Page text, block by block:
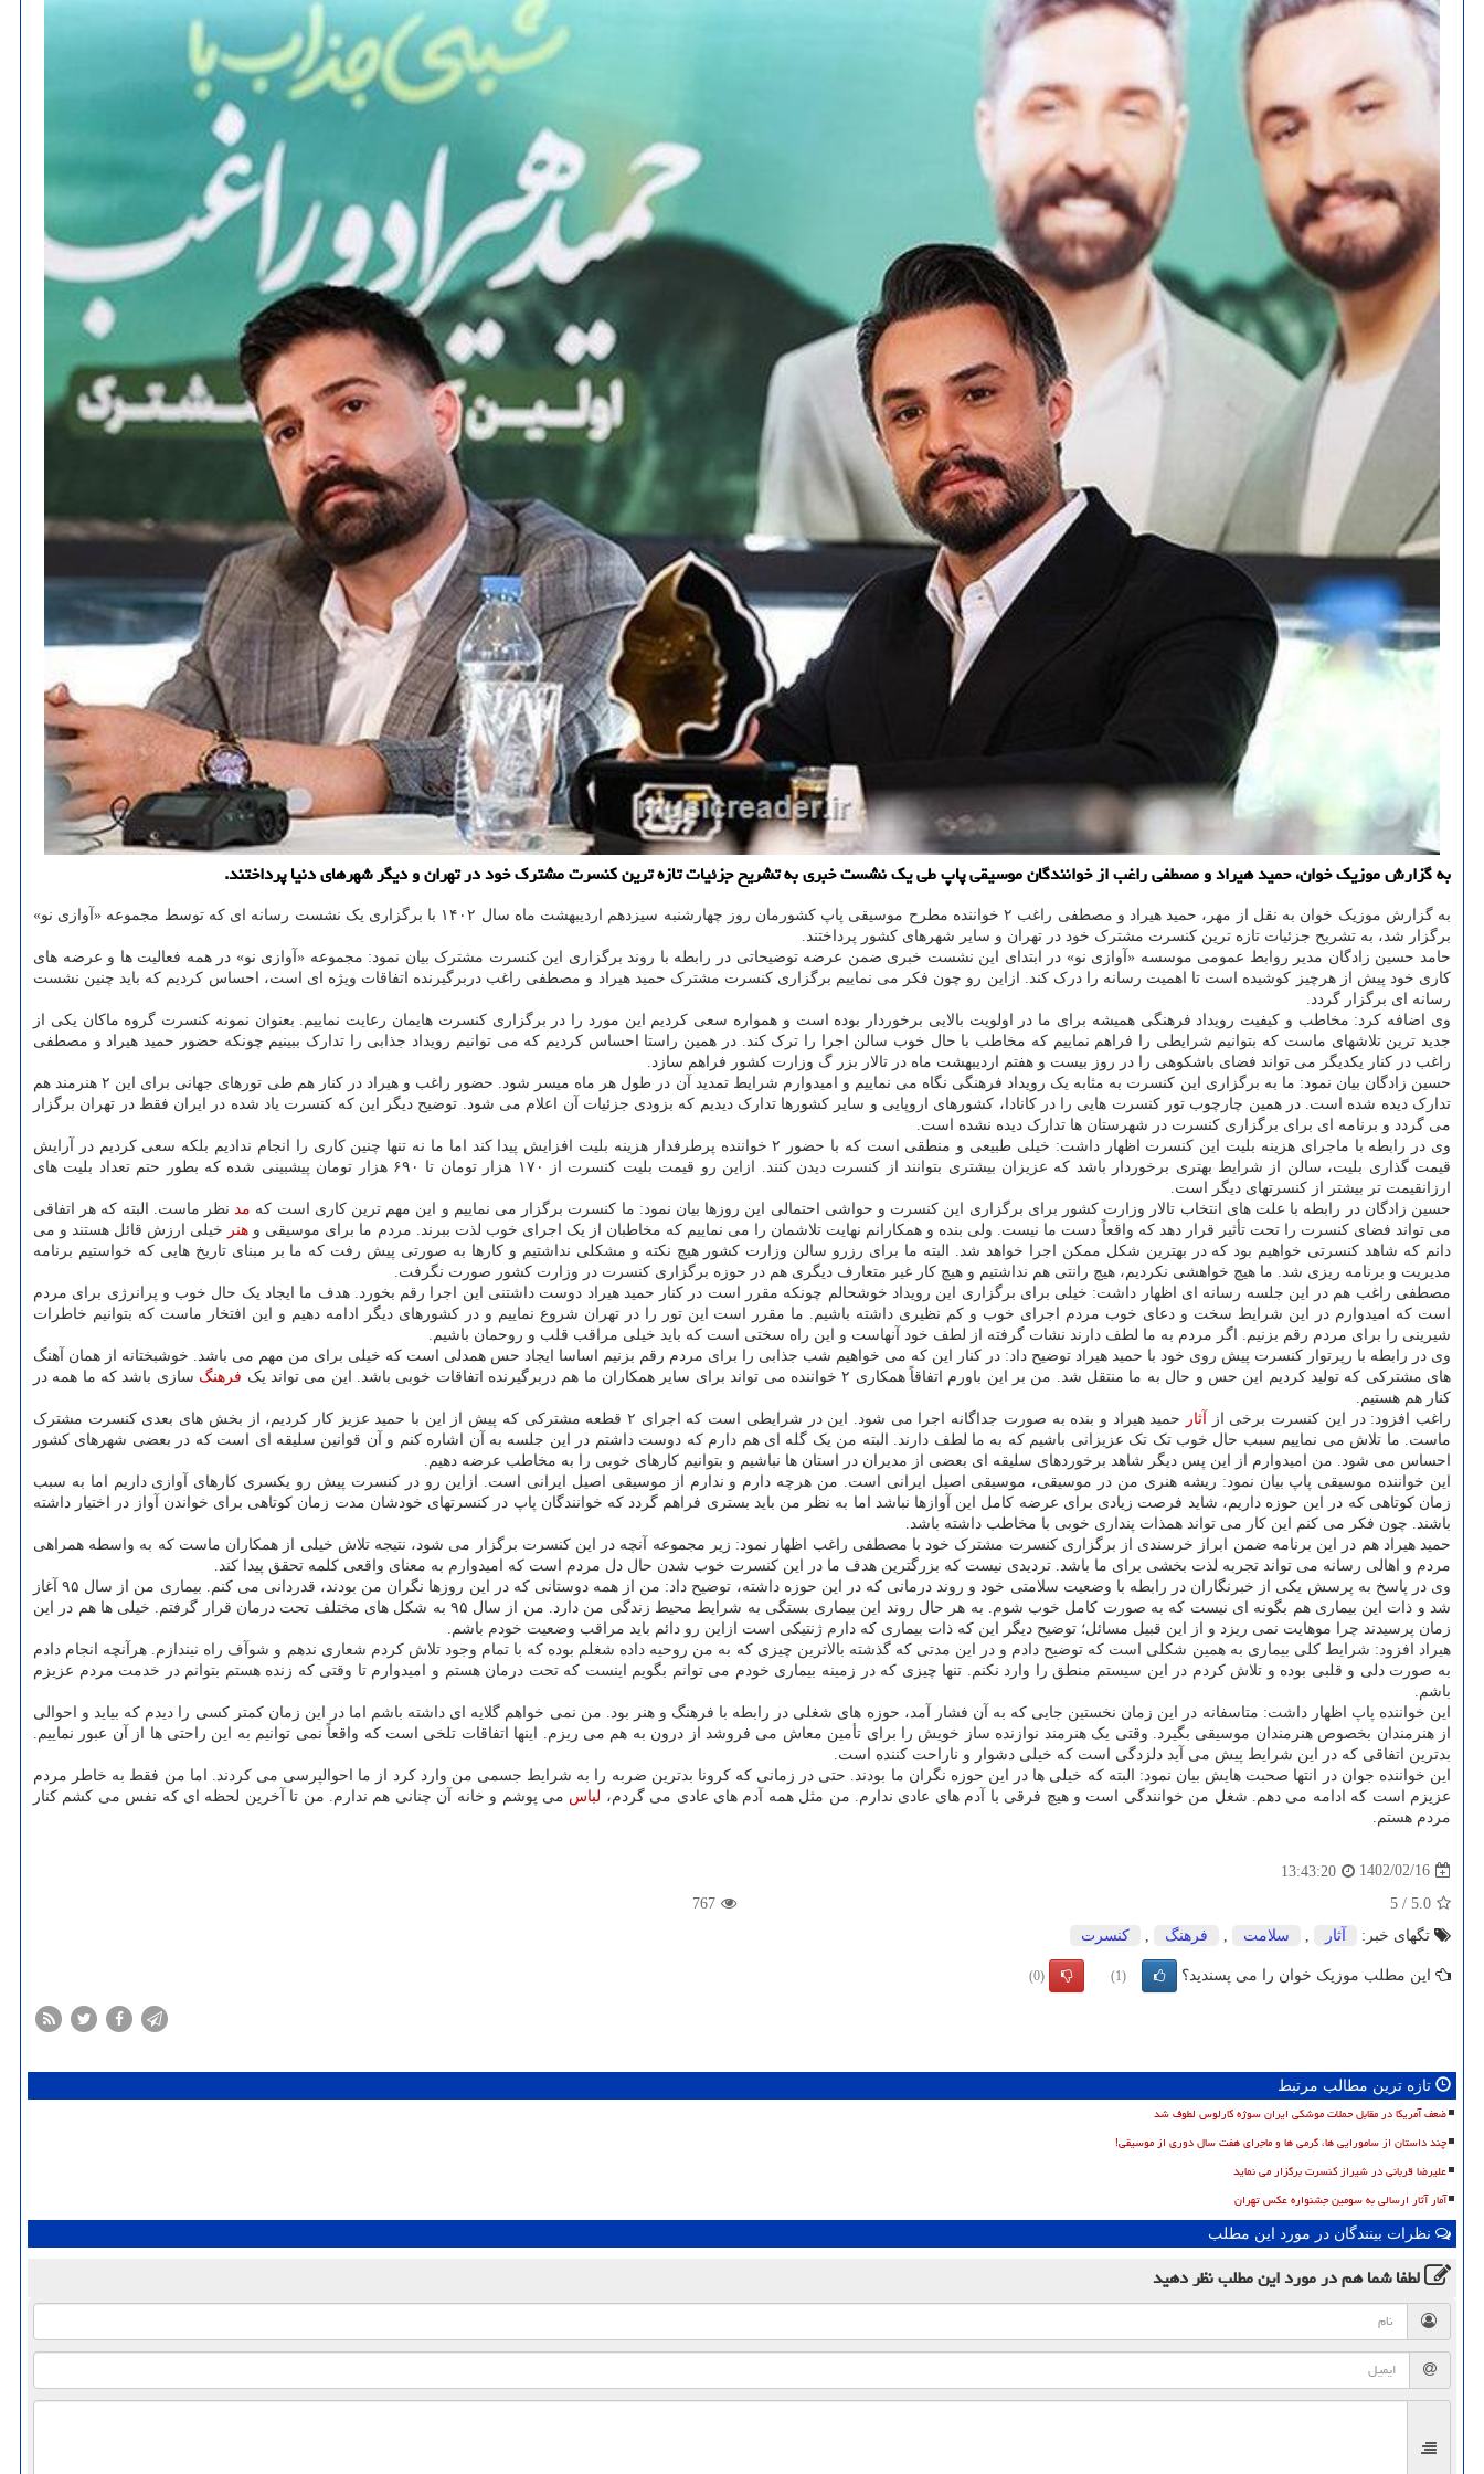
به گزارش موزیک خوان، حمید هیراد و مصطفی راغب از خوانندگان موسیقی پاپ طی یک نشست خبری به تشریح جزئیات تازه ترین کنسرت مشترک خود در تهران و دیگر شهرهای دنیا پرداختند.
به گزارش موزیک خوان به نقل از مهر، حمید هیراد و مصطفی راغب ۲ خواننده مطرح موسیقی پاپ کشورمان روز چهارشنبه سیزدهم اردیبهشت ماه سال ۱۴۰۲ با برگزاری یک نشست رسانه ای که توسط مجموعه «آوازی نو»
برگزار شد، به تشریح جزئیات تازه ترین کنسرت مشترک خود در تهران و سایر شهرهای کشور پرداختند.
حامد حسین زادگان مدیر روابط عمومی موسسه «آوازی نو» در ابتدای این نشست خبری ضمن عرضه توضیحاتی در رابطه با روند برگزاری این کنسرت مشترک بیان نمود: مجموعه «آوازی نو» در همه فعالیت ها و عرضه های
کاری خود پیش از هرچیز کوشیده است تا اهمیت رسانه را درک کند. ازاین رو چون فکر می نماییم برگزاری کنسرت مشترک حمید هیراد و مصطفی راغب دربرگیرنده اتفاقات ویژه ای است، احساس کردیم که باید چنین نشست
رسانه ای برگزار گردد.
وی اضافه کرد: مخاطب و کیفیت رویداد فرهنگی همیشه برای ما در اولویت بالایی برخوردار بوده است و همواره سعی کردیم این مورد را در برگزاری کنسرت هایمان رعایت نماییم. بعنوان نمونه کنسرت گروه ماکان یکی از
جدید ترین تلاشهای ماست که بتوانیم شرایطی را فراهم نماییم که مخاطب با حال خوب سالن اجرا را ترک کند. در همین راستا احساس کردیم که می توانیم رویداد جذابی را تدارک ببینیم چونکه حضور حمید هیراد و مصطفی
راغب در کنار یکدیگر می تواند فضای باشکوهی را در روز بیست و هفتم اردیبهشت ماه در تالار بزر گ وزارت کشور فراهم سازد.
حسین زادگان بیان نمود: ما به برگزاری این کنسرت به مثابه یک رویداد فرهنگی نگاه می نماییم و امیدوارم شرایط تمدید آن در طول هر ماه میسر شود. حضور راغب و هیراد در کنار هم طی تورهای جهانی برای این ۲ هنرمند هم
تدارک دیده شده است. در همین چارچوب تور کنسرت هایی را در کانادا، کشورهای اروپایی و سایر کشورها تدارک دیدیم که بزودی جزئیات آن اعلام می شود. توضیح دیگر این که کنسرت یاد شده در ایران فقط در تهران برگزار
می گردد و برنامه ای برای برگزاری کنسرت در شهرستان ها تدارک دیده نشده است.
وی در رابطه با ماجرای هزینه بلیت این کنسرت اظهار داشت: خیلی طبیعی و منطقی است که با حضور ۲ خواننده پرطرفدار هزینه بلیت افزایش پیدا کند اما ما نه تنها چنین کاری را انجام ندادیم بلکه سعی کردیم در آرایش
قیمت گذاری بلیت، سالن از شرایط بهتری برخوردار باشد که عزیزان بیشتری بتوانند از کنسرت دیدن کنند. ازاین رو قیمت بلیت کنسرت از ۱۷۰ هزار تومان تا ۶۹۰ هزار تومان پیشبینی شده که بطور حتم تعداد بلیت های
ارزانقیمت تر بیشتر از کنسرتهای دیگر است.
حسین زادگان در رابطه با علت های انتخاب تالار وزارت کشور برای برگزاری این کنسرت و حواشی احتمالی این روزها بیان نمود: ما کنسرت برگزار می نماییم و این مهم ترین کاری است که مد نظر ماست. البته که هر اتفاقی
می تواند فضای کنسرت را تحت تأثیر قرار دهد که واقعاً دست ما نیست. ولی بنده و همکارانم نهایت تلاشمان را می نماییم که مخاطبان از یک اجرای خوب لذت ببرند. مردم ما برای موسیقی و هنر خیلی ارزش قائل هستند و می
دانم که شاهد کنسرتی خواهیم بود که در بهترین شکل ممکن اجرا خواهد شد. البته ما برای رزرو سالن وزارت کشور هیچ نکته و مشکلی نداشتیم و کارها به صورتی پیش رفت که ما بر مبنای تاریخ هایی که خواستیم برنامه
مدیریت و برنامه ریزی شد. ما هیچ خواهشی نکردیم، هیچ رانتی هم نداشتیم و هیچ کار غیر متعارف دیگری هم در حوزه برگزاری کنسرت در وزارت کشور صورت نگرفت.
مصطفی راغب هم در این جلسه رسانه ای اظهار داشت: خیلی برای برگزاری این رویداد خوشحالم چونکه مقرر است در کنار حمید هیراد دوست داشتنی این اجرا رقم بخورد. هدف ما ایجاد یک حال خوب و پرانرژی برای مردم
است که امیدوارم در این شرایط سخت و دعای خوب مردم اجرای خوب و کم نظیری داشته باشیم. ما مقرر است این تور را در تهران شروع نماییم و در کشورهای دیگر ادامه دهیم و این افتخار ماست که بتوانیم خاطرات
شیرینی را برای مردم رقم بزنیم. اگر مردم به ما لطف دارند نشات گرفته از لطف خود آنهاست و این راه سختی است که باید خیلی مراقب قلب و روحمان باشیم.
وی در رابطه با رپرتوار کنسرت پیش روی خود با حمید هیراد توضیح داد: در کنار این که می خواهیم شب جذابی را برای مردم رقم بزنیم اساسا ایجاد حس همدلی است که خیلی برای من مهم می باشد. خوشبختانه از همان آهنگ
های مشترکی که تولید کردیم این حس و حال به ما منتقل شد. من بر این باورم اتفاقاً همکاری ۲ خواننده می تواند برای سایر همکاران ما هم دربرگیرنده اتفاقات خوبی باشد. این می تواند یک
فرهنگ سازی باشد که ما همه در
کنار هم هستیم.
راغب افزود: در این کنسرت برخی از آثار
حمید هیراد و بنده به صورت جداگانه اجرا می شود. این در شرایطی است که اجرای ۲ قطعه مشترکی که پیش از این با حمید عزیز کار کردیم، از بخش های بعدی کنسرت مشترک
ماست. ما تلاش می نماییم سبب حال خوب تک تک عزیزانی باشیم که به ما لطف دارند. البته من یک گله ای هم دارم که دوست داشتم در این جلسه به آن اشاره کنم و آن قوانین سلیقه ای است که در بعضی شهرهای کشور
احساس می شود. من امیدوارم از این پس دیگر شاهد برخوردهای سلیقه ای بعضی از مدیران در استان ها نباشیم و بتوانیم کارهای خوبی را به مخاطب عرضه دهیم.
این خواننده موسیقی پاپ بیان نمود: ریشه هنری من در موسیقی، موسیقی اصیل ایرانی است. من هرچه دارم و ندارم از موسیقی اصیل ایرانی است. ازاین رو در کنسرت پیش رو یکسری کارهای آوازی داریم اما به سبب
زمان کوتاهی که در این حوزه داریم، شاید فرصت زیادی برای عرضه کامل این آوازها نباشد اما به نظر من باید بستری فراهم گردد که خوانندگان پاپ در کنسرتهای خودشان مدت زمان کوتاهی برای خواندن آواز در اختیار داشته
باشند. چون فکر می کنم این کار می تواند همذات پنداری خوبی با مخاطب داشته باشد.
حمید هیراد هم در این برنامه ضمن ابراز خرسندی از برگزاری کنسرت مشترک خود با مصطفی راغب اظهار نمود: زیر مجموعه آنچه در این کنسرت برگزار می شود، نتیجه تلاش خیلی از همکاران ماست که به واسطه همراهی
مردم و اهالی رسانه می تواند تجربه لذت بخشی برای ما باشد. تردیدی نیست که بزرگترین هدف ما در این کنسرت خوب شدن حال دل مردم است که امیدوارم به معنای واقعی کلمه تحقق پیدا کند.
وی در پاسخ به پرسش یکی از خبرنگاران در رابطه با وضعیت سلامتی خود و روند درمانی که در این حوزه داشته، توضیح داد: من از همه دوستانی که در این روزها نگران من بودند، قدردانی می کنم. بیماری من از سال ۹۵ آغاز
شد و ذات این بیماری هم بگونه ای نیست که به صورت کامل خوب شوم. به هر حال روند این بیماری بستگی به شرایط محیط زندگی من دارد. من از سال ۹۵ به شکل های مختلف تحت درمان قرار گرفتم. خیلی ها هم در این
زمان پرسیدند چرا موهایت نمی ریزد و از این قبیل مسائل؛ توضیح دیگر این که ذات بیماری که دارم ژنتیکی است ازاین رو دائم باید مراقب وضعیت خودم باشم.
هیراد افزود: شرایط کلی بیماری به همین شکلی است که توضیح دادم و در این مدتی که گذشته بالاترین چیزی که به من روحیه داده شغلم بوده که با تمام وجود تلاش کردم شعاری ندهم و شوآف راه نیندازم. هرآنچه انجام دادم
به صورت دلی و قلبی بوده و تلاش کردم در این سیستم منطق را وارد نکنم. تنها چیزی که در زمینه بیماری خودم می توانم بگویم اینست که تحت درمان هستم و امیدوارم تا وقتی که زنده هستم بتوانم در خدمت مردم عزیزم
باشم.
این خواننده پاپ اظهار داشت: متاسفانه در این زمان نخستین جایی که به آن فشار آمد، حوزه های شغلی در رابطه با فرهنگ و هنر بود. من نمی خواهم گلایه ای داشته باشم اما در این زمان کمتر کسی را دیدم که بیاید و احوالی
از هنرمندان بخصوص هنرمندان موسیقی بگیرد. وقتی یک هنرمند نوازنده ساز خویش را برای تأمین معاش می فروشد از درون به هم می ریزم. اینها اتفاقات تلخی است که واقعاً نمی توانیم به این راحتی ها از آن عبور نماییم.
بدترین اتفاقی که در این شرایط پیش می آید دلزدگی است که خیلی دشوار و ناراحت کننده است.
این خواننده جوان در انتها صحبت هایش بیان نمود: البته که خیلی ها در این حوزه نگران ما بودند. حتی در زمانی که کرونا بدترین ضربه را به شرایط جسمی من وارد کرد از ما احوالپرسی می کردند. اما من فقط به خاطر مردم
عزیزم است که ادامه می دهم. شغل من خوانندگی است و هیچ فرقی با آدم های عادی ندارم. من مثل همه آدم های عادی می گردم، لباس می پوشم و خانه آن چنانی هم ندارم. من تا آخرین لحظه ای که نفس می کشم کنار
مردم هستم.
1402/02/16
13:43:20
5.0
/
5
767
تگهای خبر:
آثار سلامت فرهنگ كنسرت
این مطلب موزیک خوان را می پسندید؟ (1)
(0)
تازه ترین مطالب مرتبط
ضعف آمریکا در مقابل حملات موشکی ایران سوژه کارلوس لطوف شد
چند داستان از سامورایی ها، گرمی ها و ماجرای هفت سال دوری از موسیقی!
علیرضا قربانی در شیراز کنسرت برگزار می نماید
آمار آثار ارسالی به سومین جشنواره عکس تهران
نظرات بینندگان در مورد این مطلب
لطفا شما همدر مورد این مطلبنظر دهید